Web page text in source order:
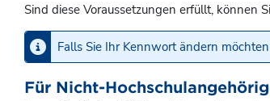
Sind diese Voraussetzungen erfüllt, können
Falls Sie Ihr Kennwort ändern
Für Nicht-